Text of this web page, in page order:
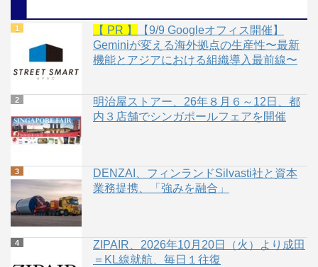
【 PR 】
【9/9 Googleオフィス開催】
Geminiが変える海外拠点の生産性〜最新
機能とアジアにおける組織導入最前線〜
明治屋ストアー、26年８月６～12日、都
内３店舗でシンガポールフェアを開催
DENZAI、フィンランドSilvasti社と資本
業務提携、「強みを融合」
ZIPAIR、2026年10月20日（火）より成田
＝KL線就航、毎日１往復